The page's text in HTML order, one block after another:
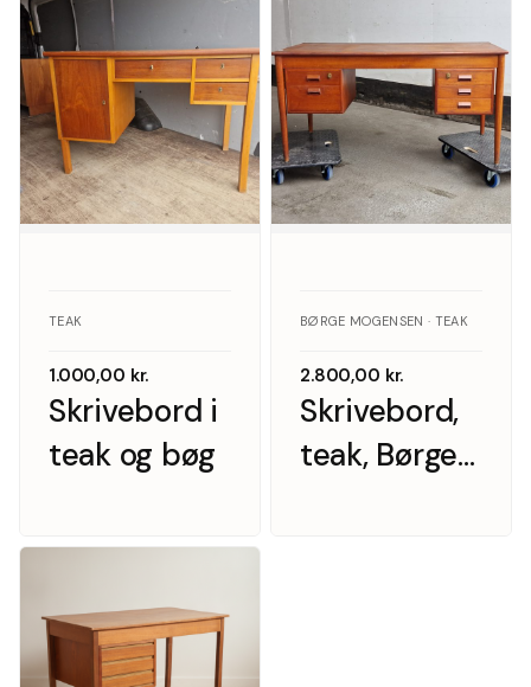
Skrivebord i
teak og bøg
TEAK
1.000,00 kr.
Skrivebord,
teak, Børge
BØRGE MOGENSEN · TEAK
2.800,00 kr.